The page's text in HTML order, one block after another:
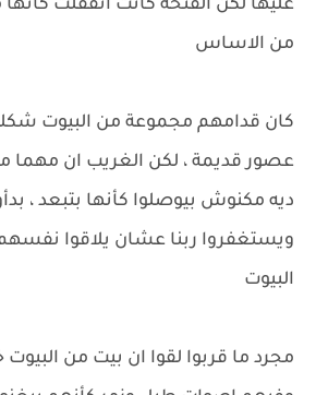
عليها لكن الفتحة كانت اتقفلت
من الاساس
كان قدامهم مجموعة من البيوت
عصور قديمة ، لكن الغريب ان مهما
ديه مكنوش بيوصلوا كأنها بتبعد ،
ويستغفروا ربنا عشان يلاقوا
البيوت
مجرد ما قربوا لقوا ان بيت من